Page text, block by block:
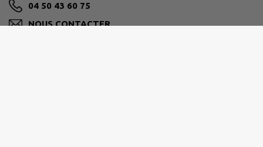
04 50 43 60 75
NOUS CONTACTER